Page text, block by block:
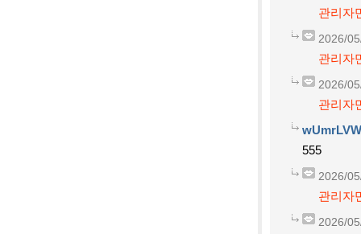
관리자
2026/
관리자
2026/
관리자
555
2026/
관리자
2026/